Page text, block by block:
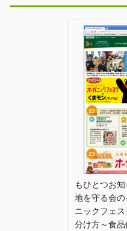
もひとつお
地を守る会
ニックフェ
分け方～食